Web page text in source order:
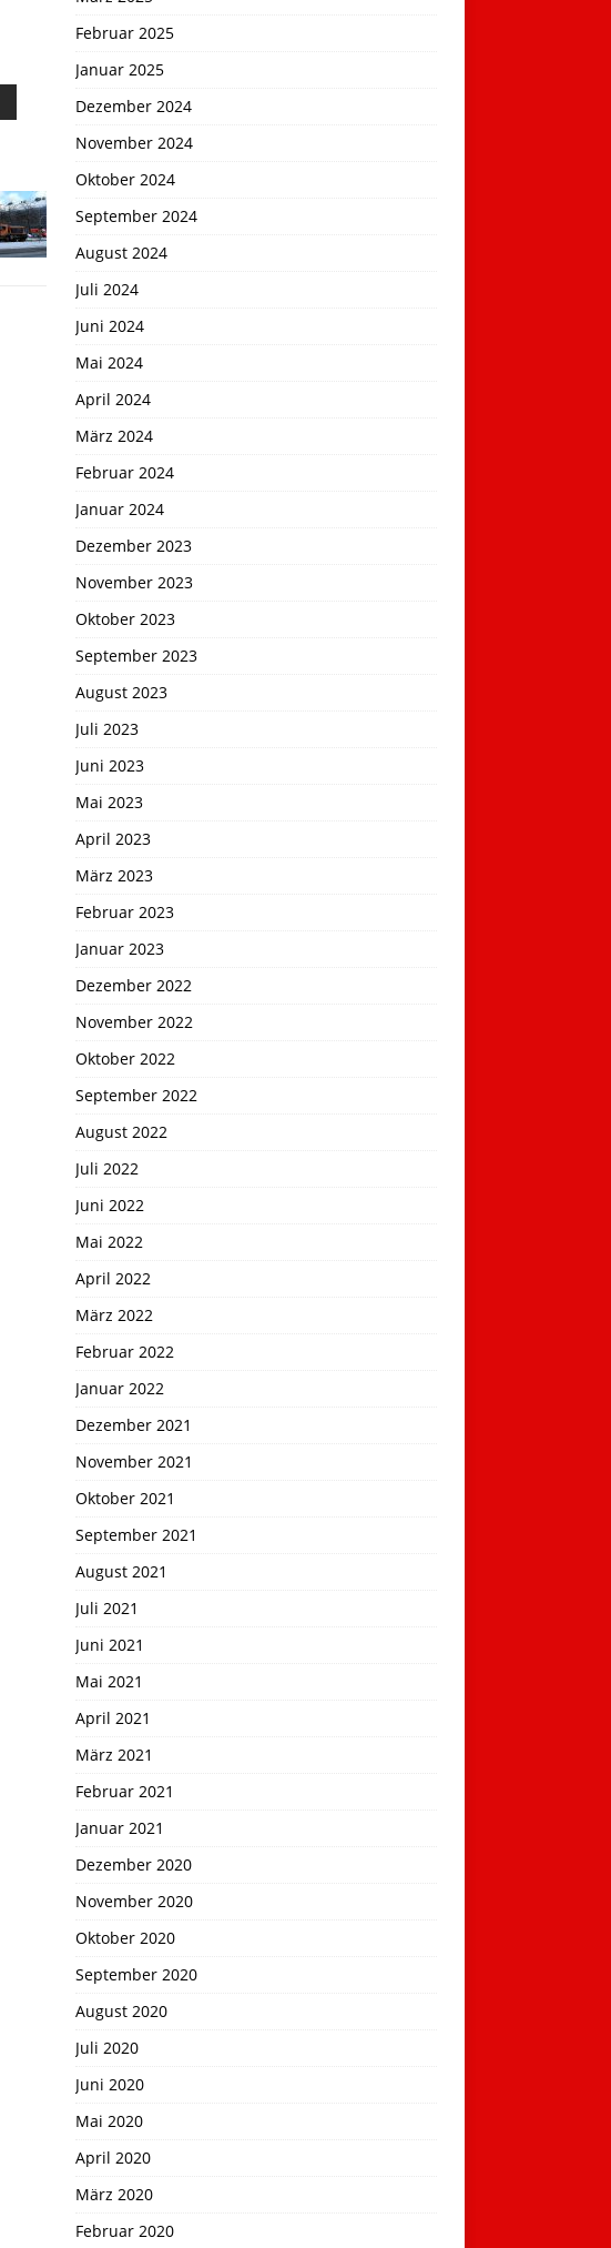
Februar 2025
Januar 2025
Dezember 2024
November 2024
Oktober 2024
September 2024
August 2024
Juli 2024
Juni 2024
Mai 2024
April 2024
März 2024
Februar 2024
Januar 2024
Dezember 2023
November 2023
Oktober 2023
September 2023
August 2023
Juli 2023
Juni 2023
Mai 2023
April 2023
März 2023
Februar 2023
Januar 2023
Dezember 2022
November 2022
Oktober 2022
September 2022
August 2022
Juli 2022
Juni 2022
Mai 2022
April 2022
März 2022
Februar 2022
Januar 2022
Dezember 2021
November 2021
Oktober 2021
September 2021
August 2021
Juli 2021
Juni 2021
Mai 2021
April 2021
März 2021
Februar 2021
Januar 2021
Dezember 2020
November 2020
Oktober 2020
September 2020
August 2020
Juli 2020
Juni 2020
Mai 2020
April 2020
März 2020
Februar 2020